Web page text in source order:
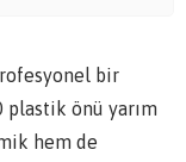
bir
plastik önü yarım
hem de